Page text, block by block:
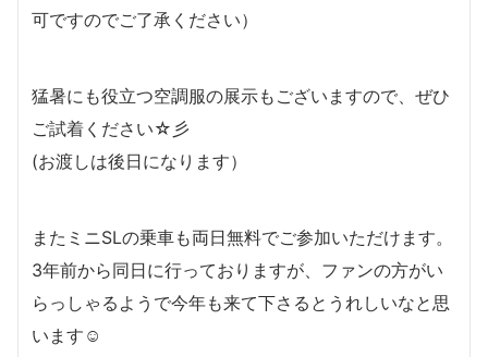
可ですのでご了承ください）
猛暑にも役立つ空調服の展示もございますので、ぜひ
ご試着ください☆彡
(お渡しは後日になります）
またミニSLの乗車も両日無料でご参加いただけます。
3年前から同日に行っておりますが、ファンの方がい
らっしゃるようで今年も来て下さるとうれしいなと思
います☺